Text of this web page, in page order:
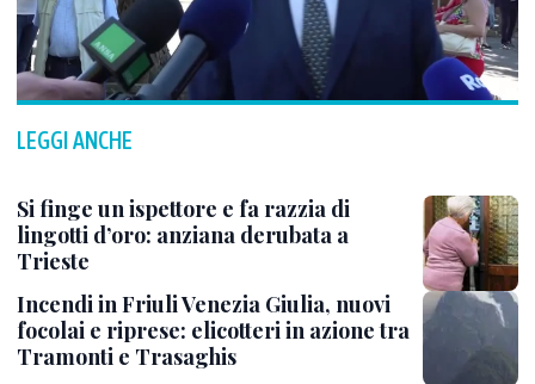
LEGGI ANCHE
Si finge un ispettore e fa razzia di
lingotti d’oro: anziana derubata a
Trieste
Incendi in Friuli Venezia Giulia, nuovi
focolai e riprese: elicotteri in azione tra
Tramonti e Trasaghis